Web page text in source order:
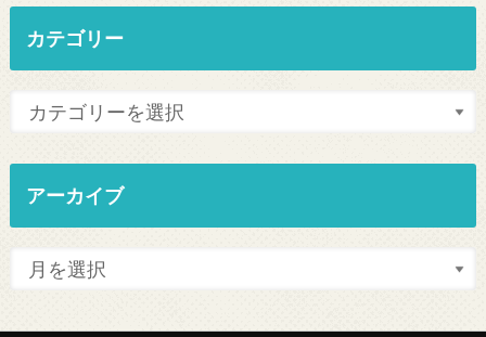
カテゴリー
アーカイブ